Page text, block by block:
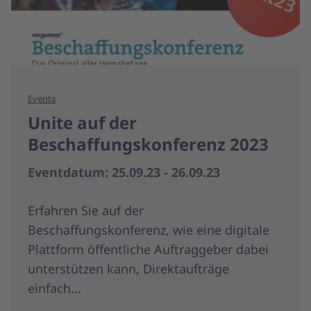
Events
Unite auf der
Beschaffungskonferenz 2023
Eventdatum: 25.09.23 - 26.09.23
Erfahren Sie auf der
Beschaffungskonferenz, wie eine digitale
Plattform öffentliche Auftraggeber dabei
unterstützen kann, Direktaufträge
einfach...